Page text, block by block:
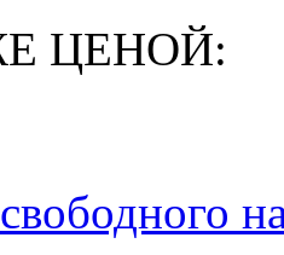
ЦЕНОЙ: